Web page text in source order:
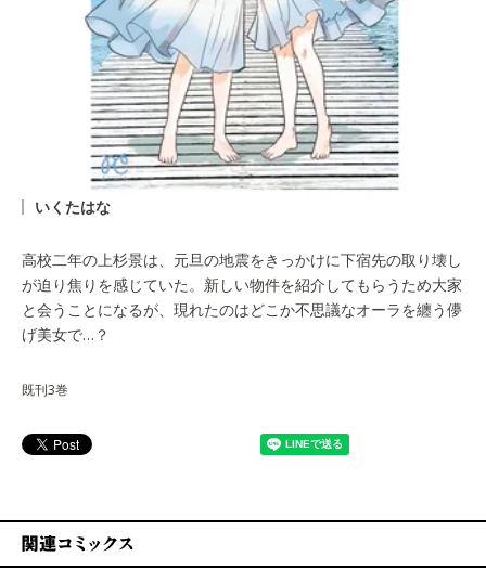
いくたはな
高校二年の上杉景は、元旦の地震をきっかけに下宿先の取り壊し
が迫り焦りを感じていた。新しい物件を紹介してもらうため大家
と会うことになるが、現れたのはどこか不思議なオーラを纏う儚
げ美女で…？
既刊3巻